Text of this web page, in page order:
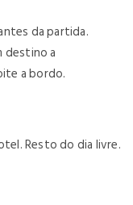
da partida.
destino a
a bordo.
Resto do dia livre.